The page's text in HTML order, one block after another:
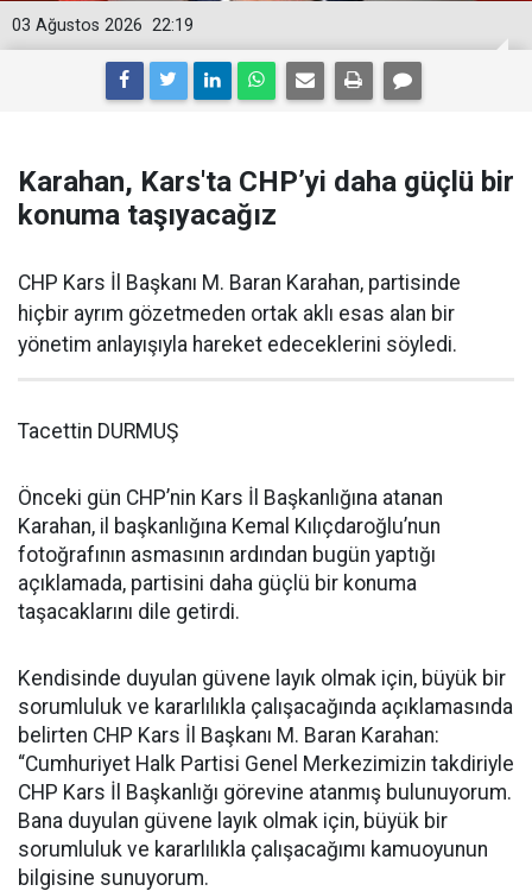
22:19
03 Ağustos 2026
Karahan, Kars'ta CHP’yi daha güçlü bir
konuma taşıyacağız
CHP Kars İl Başkanı M. Baran Karahan, partisinde
hiçbir ayrım gözetmeden ortak aklı esas alan bir
yönetim anlayışıyla hareket edeceklerini söyledi.
Tacettin DURMUŞ
Önceki gün CHP’nin Kars İl Başkanlığına atanan
Karahan, il başkanlığına Kemal Kılıçdaroğlu’nun
fotoğrafının asmasının ardından bugün yaptığı
açıklamada, partisini daha güçlü bir konuma
taşacaklarını dile getirdi.
Kendisinde duyulan güvene layık olmak için, büyük bir
sorumluluk ve kararlılıkla çalışacağında açıklamasında
belirten CHP Kars İl Başkanı M. Baran Karahan:
“Cumhuriyet Halk Partisi Genel Merkezimizin takdiriyle
CHP Kars İl Başkanlığı görevine atanmış bulunuyorum.
Bana duyulan güvene layık olmak için, büyük bir
sorumluluk ve kararlılıkla çalışacağımı kamuoyunun
bilgisine sunuyorum.